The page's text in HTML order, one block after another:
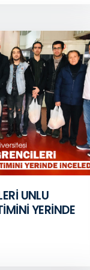
UNLU
YERİNDE